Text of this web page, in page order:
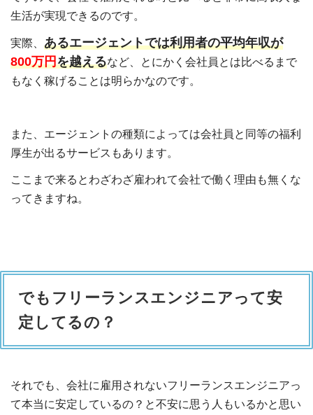
生活が実現できるのです。
実際、 あるエージェントでは利用者の平均年収が
800万円を越えるなど、とにかく会社員とは比べるまで
もなく稼げることは明らかなのです。
また、エージェントの種類によっては会社員と同等の福利
厚生が出るサービスもあります。
ここまで来るとわざわざ雇われて会社で働く理由も無くな
ってきますね。
でもフリーランスエンジニアって安
定してるの？
それでも、会社に雇用されないフリーランスエンジニアっ
て本当に安定しているの？と不安に思う人もいるかと思い